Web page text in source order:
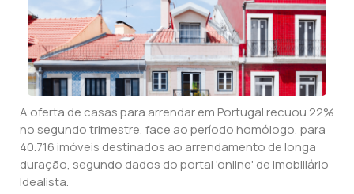
A oferta de casas para arrendar em Portugal recuou 22%
no segundo trimestre, face ao período homólogo, para
40.716 imóveis destinados ao arrendamento de longa
duração, segundo dados do portal 'online' de imobiliário
Idealista.